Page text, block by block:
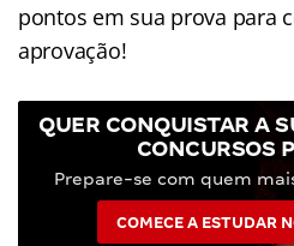
pontos em sua prova para
aprovação!
QUER CONQUISTAR A
CONCURSOS
Prepare-se com quem
COMECE A ESTUDAR